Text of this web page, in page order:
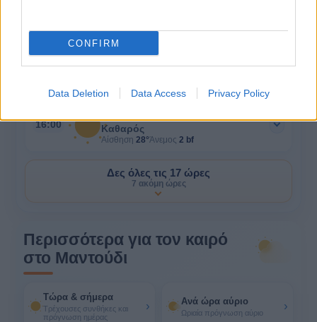
CONFIRM
Data Deletion Data Access Privacy Policy
Αίσθηση28°Άνεμος2 bf
28°
Αίσθηση
16:00 Καθαρός
Αίσθηση28°Άνεμος2 bf
Δες όλες τις 17 ώρες
7 ακόμη ώρες
Περισσότερα για τον καιρό
στο Μαντούδι
Τώρα & σήμερα
Τρέχουσες συνθήκες και
πρόγνωση ημέρας
› Ανά ώρα αύριο
Ωριαία πρόγνωση αύριο ›